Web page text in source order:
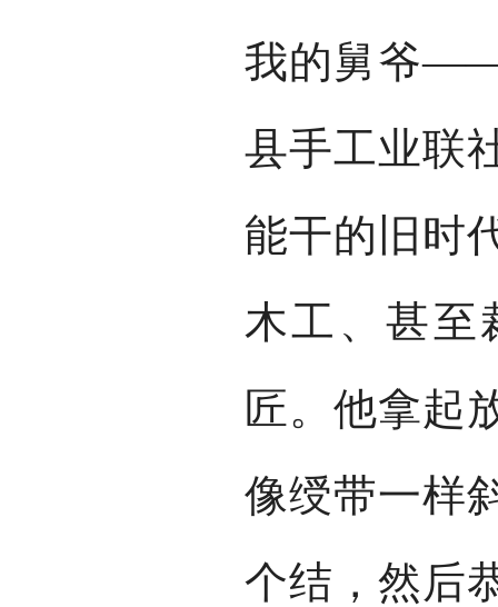
我的舅爷——
县手工业联
能干的旧时
木工、甚至
匠。他拿起
像绶带一样
个结，然后